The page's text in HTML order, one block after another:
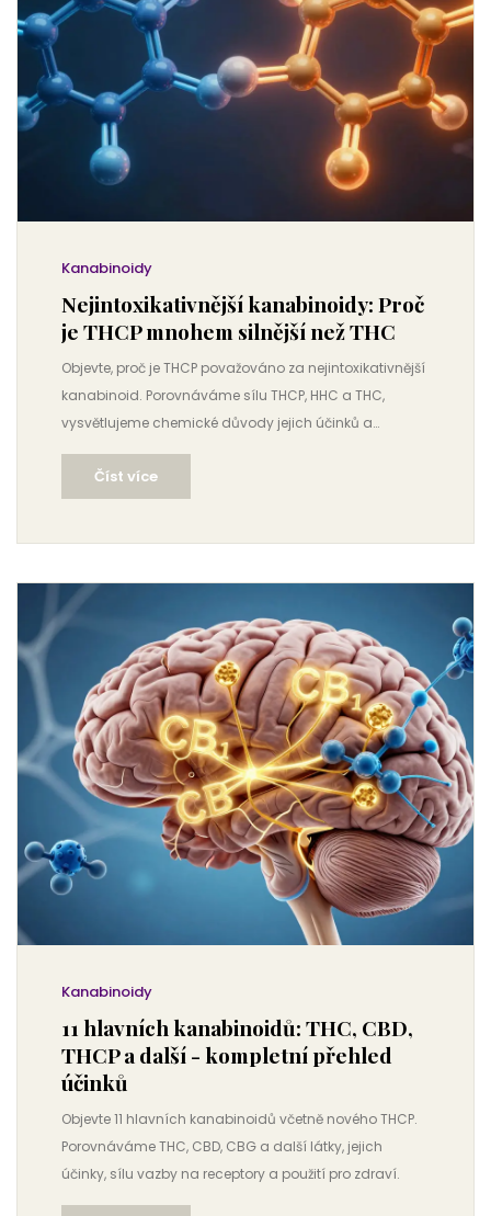
Kanabinoidy
Nejintoxikativnější kanabinoidy: Proč
je THCP mnohem silnější než THC
Objevte, proč je THCP považováno za nejintoxikativnější
kanabinoid. Porovnáváme sílu THCP, HHC a THC,
vysvětlujeme chemické důvody jejich účinků a
varujeme před zdravotními riziky.
Číst více
Kanabinoidy
11 hlavních kanabinoidů: THC, CBD,
THCP a další - kompletní přehled
účinků
Objevte 11 hlavních kanabinoidů včetně nového THCP.
Porovnáváme THC, CBD, CBG a další látky, jejich
účinky, sílu vazby na receptory a použití pro zdraví.